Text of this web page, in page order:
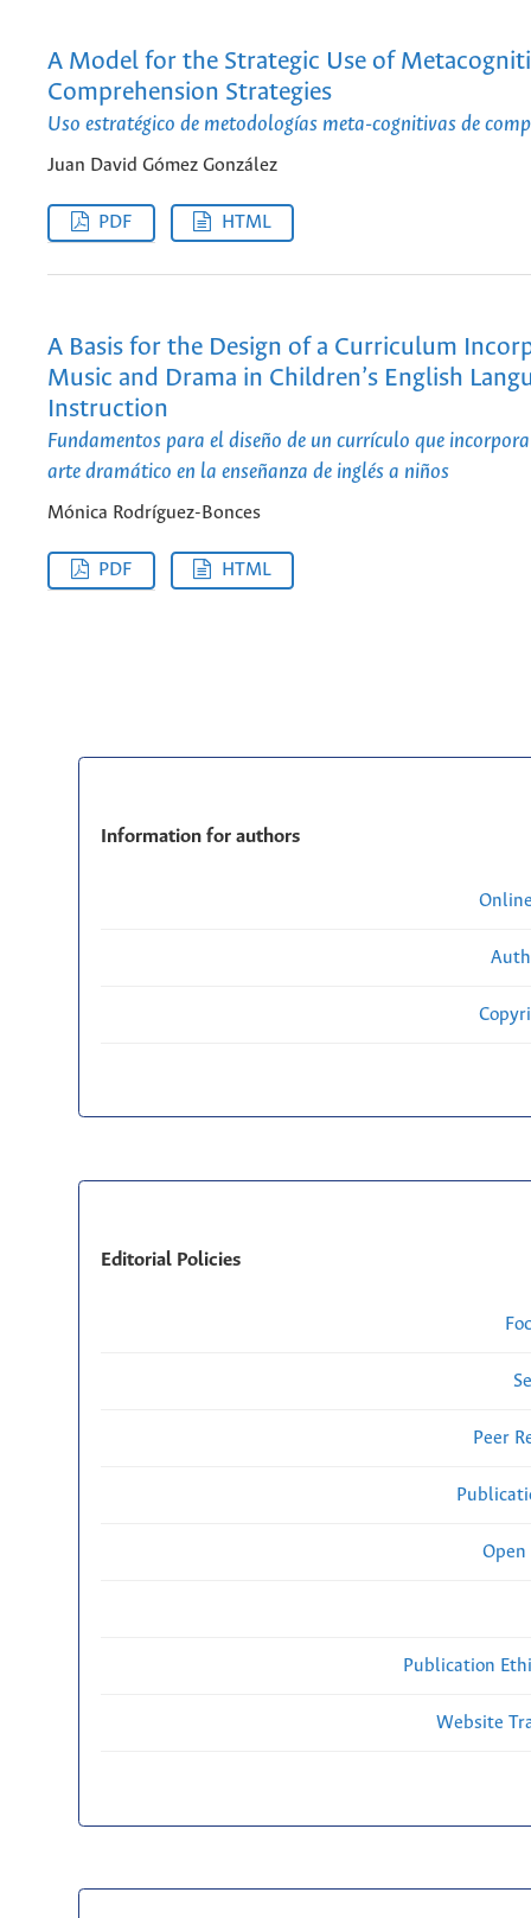
A Model for the Strategic Use of
Comprehension Strategies
Uso estratégico de metodologías meta-cognitivas de
Juan David Gómez González
PDF HTML
A Basis for the Design of a Curriculum
Music and Drama in Children’s English
Instruction
Fundamentos para el diseño de un currículo que
arte dramático en la enseñanza de inglés a niños
Mónica Rodríguez-Bonces
PDF HTML
Information for authors
Editorial Policies
Peer
Open
Publication
Website